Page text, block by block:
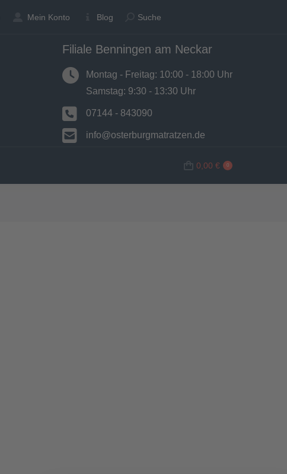
Mein Konto Blog Suche:
Suche
Filiale Benningen am Neckar
Montag - Freitag: 10:00 - 18:00 Uhr
Samstag: 9:30 - 13:30 Uhr
07144 - 843090
info@osterburgmatratzen.de
0,00 € 0
Mein Konto Blog Suche:
Suche
BETTWAREN SHOP 0,00